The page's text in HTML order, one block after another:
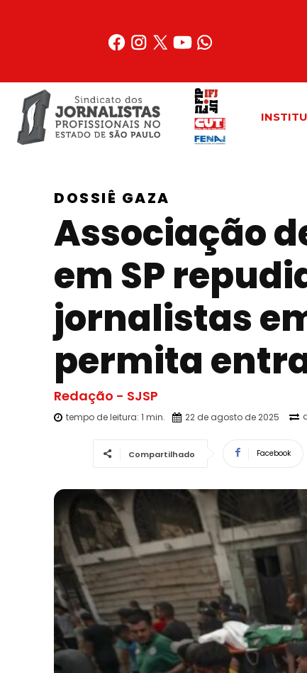
DOSSIÊ GAZA
Associação
em SP
jornalistas
permita
Redação - SJSP
tempo de leitura: 1 min. 22 de agosto de 2025
Compartilhado Facebook